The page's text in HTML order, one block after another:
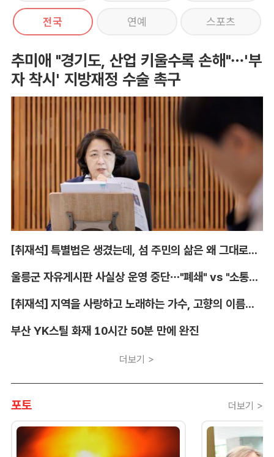
전국 연예 스포츠
추미애 "경기도, 산업 키울수록 손해"…'부
자 착시' 지방재정 수술 촉구
[취재석] 특별법은 생겼는데, 섬 주민의 삶은 왜 그대로인가
울릉군 자유게시판 사실상 운영 중단…"폐쇄" vs "소통창구 지켜야"
[취재석] 지역을 사랑하고 노래하는 가수, 고향의 이름을 남긴다
부산 YK스틸 화재 10시간 50분 만에 완진
더보기 >
포토 더보기 >